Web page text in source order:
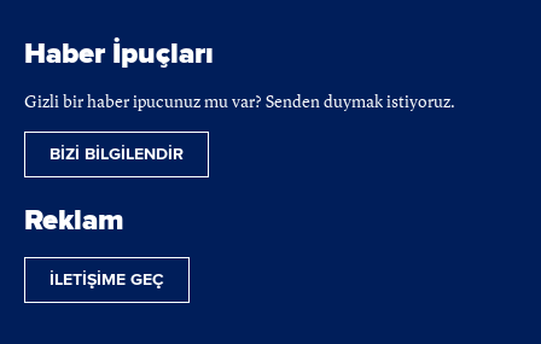
Haber İpuçları
Gizli bir haber ipucunuz mu var? Senden duymak istiyoruz.
BİZİ BİLGİLENDİR
Reklam
İLETİŞİME GEÇ